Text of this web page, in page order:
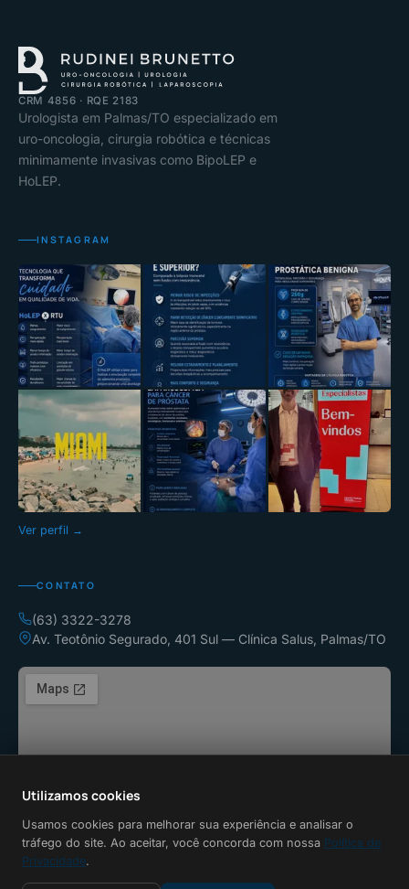
CRM 4856 · RQE 2183
Urologista em Palmas/TO especializado em
uro-oncologia, cirurgia robótica e técnicas
minimamente invasivas como BipoLEP e
HoLEP.
INSTAGRAM
Ver perfil →
CONTATO
(63) 3322-3278
Av. Teotônio Segurado, 401 Sul — Clínica Salus, Palmas/TO
Utilizamos cookies
Usamos cookies para melhorar sua experiência e analisar o
tráfego do site. Ao aceitar, você concorda com nossa Política de
Privacidade.